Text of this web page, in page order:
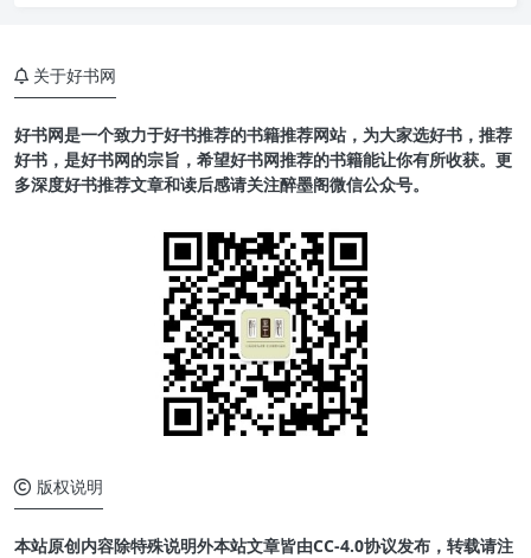
关于好书网
好书网是一个致力于好书推荐的书籍推荐网站，为大家选好书，推荐
好书，是好书网的宗旨，希望好书网推荐的书籍能让你有所收获。更
多深度好书推荐文章和读后感请关注醉墨阁微信公众号。
版权说明
本站原创内容除特殊说明外本站文章皆由CC-4.0协议发布，转载请注